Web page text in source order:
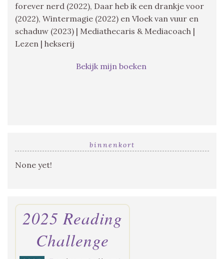
forever nerd (2022), Daar heb ik een drankje voor
(2022), Wintermagie (2022) en Vloek van vuur en
schaduw (2023) | Mediathecaris & Mediacoach |
Lezen | hekserij
Bekijk mijn boeken
binnenkort
None yet!
2025 Reading
Challenge